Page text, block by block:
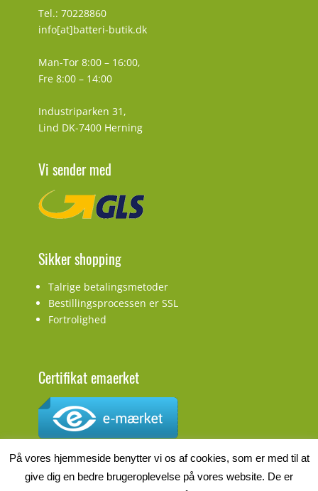
Tel.: 70228860
info[at]batteri-butik.dk
Man-Tor 8:00 – 16:00,
Fre 8:00 – 14:00
Industriparken 31,
Lind DK-7400 Herning
Vi sender med
Sikker shopping
Talrige betalingsmetoder
Bestillingsprocessen er SSL
Fortrolighed
Certifikat emaerket
CVR.nr.: DK27927548
På vores hjemmeside benytter vi os af cookies, som er med til at
give dig en bedre brugeroplevelse på vores website. De er